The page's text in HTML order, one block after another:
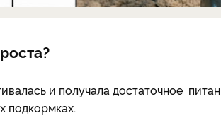
и получала достаточное
подкормках.